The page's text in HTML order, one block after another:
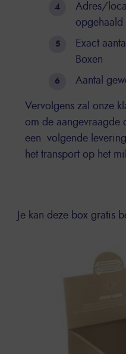
Adres/
opgehaald
Exact
Boxen
Aantal
Vervolgens zal onze
om de aangevraagde
een volgende
het transport op het
Je kan deze box gratis